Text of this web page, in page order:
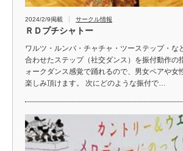
2024/2/9掲載 サークル情報
ＲＤプチシャトー
ワルツ・ルンバ・チャチャ・ツーステップ・な
合わせたステップ（社交ダンス）を振付動作の
ォークダンス感覚で踊れるので、男女ペアや女
楽しみ頂けます。 次にどのような振付で…